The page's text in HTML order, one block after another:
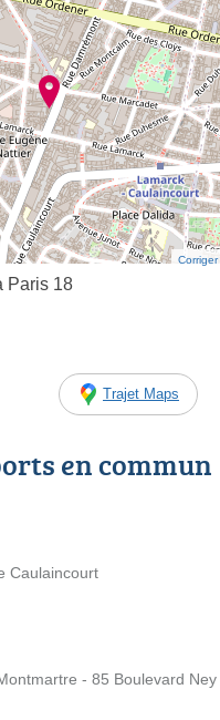
Paris 18
Trajet Maps
en commun
Caulaincourt
- 85 Boulevard Ney